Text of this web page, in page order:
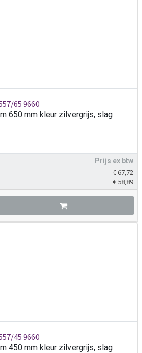
65 9660
650 mm kleur zilvergrijs, slag
Prijs ex btw
€ 67,72
€ 58,89
45 9660
450 mm kleur zilvergrijs, slag